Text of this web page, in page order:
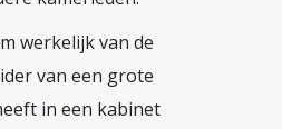
werkelijk van de
van een grote
in een kabinet